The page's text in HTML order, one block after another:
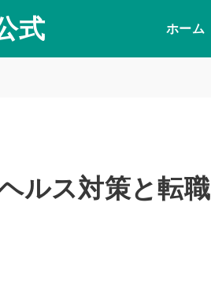
式 ホーム
ルス対策と転職